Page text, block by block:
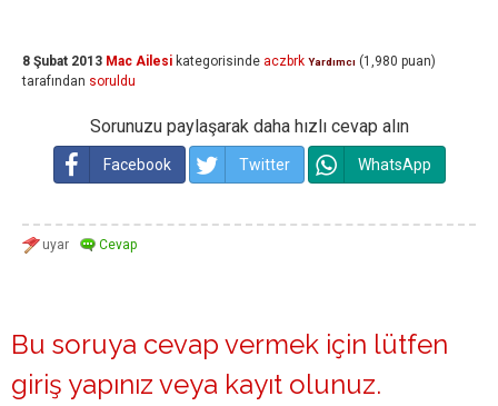
8 Şubat 2013 Mac Ailesi kategorisinde aczbrk Yardımcı (1,980 puan)
tarafından soruldu
Sorunuzu paylaşarak daha hızlı cevap alın
Facebook Twitter WhatsApp
Bu soruya cevap vermek için lütfen
giriş yapınız veya kayıt olunuz.